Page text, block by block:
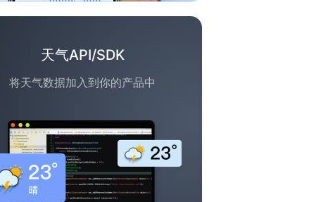
天气API/SDK
将天气数据加入到你的产品中